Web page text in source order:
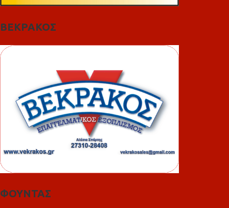
ΒΕΚΡΑΚΟΣ
ΦΟΥΝΤΑΣ